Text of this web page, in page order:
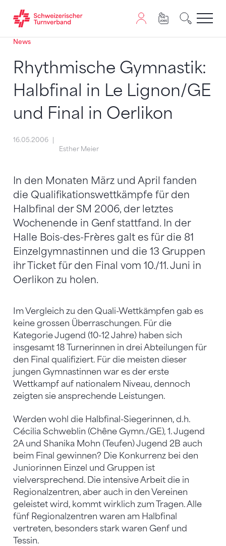
Zum Inhalt springen
Zur Sitemap navigieren
Zum Navigieren dieser Seite wird JavaScript benötigt.
News
Rhythmische Gymnastik:
Halbfinal in Le Lignon/GE
und Final in Oerlikon
16.05.2006
Esther Meier
In den Monaten März und April fanden
die Qualifikationswettkämpfe für den
Halbfinal der SM 2006, der letztes
Wochenende in Genf stattfand. In der
Halle Bois-des-Frères galt es für die 81
Einzelgymnastinnen und die 13 Gruppen
ihr Ticket für den Final vom 10./11. Juni in
Oerlikon zu holen.
Im Vergleich zu den Quali-Wettkämpfen gab es
keine grossen Überraschungen. Für die
Kategorie Jugend (10-12 Jahre) haben sich
insgesamt 18 Turnerinnen in drei Abteilungen für
den Final qualifiziert. Für die meisten dieser
jungen Gymnastinnen war es der erste
Wettkampf auf nationalem Niveau, dennoch
zeigten sie ansprechende Leistungen.
Werden wohl die Halbfinal-Siegerinnen, d.h.
Cécilia Schweblin (Chêne Gymn./GE), 1. Jugend
2A und Shanika Mohn (Teufen) Jugend 2B auch
beim Final gewinnen? Die Konkurrenz bei den
Juniorinnen Einzel und Gruppen ist
vielversprechend. Die intensive Arbeit die in
Regionalzentren, aber auch in den Vereinen
geleistet wird, kommt wirklich zum Tragen. Alle
fünf Regionalzentren waren am Halbfinal
vertreten, besonders stark waren Genf und
Tessin.